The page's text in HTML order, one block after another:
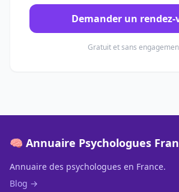
Demander un rendez-
Gratuit et sans
🧠 Annuaire Psychologues
Annuaire des psychologues en France.
Blog →